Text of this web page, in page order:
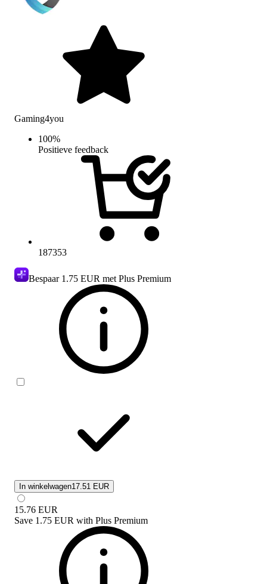
Gaming4you
100%
Positieve feedback
187353
Bespaar 1.75 EUR met Plus Premium
In winkelwagen17.51 EUR
15.76 EUR
Save 1.75 EUR with Plus Premium